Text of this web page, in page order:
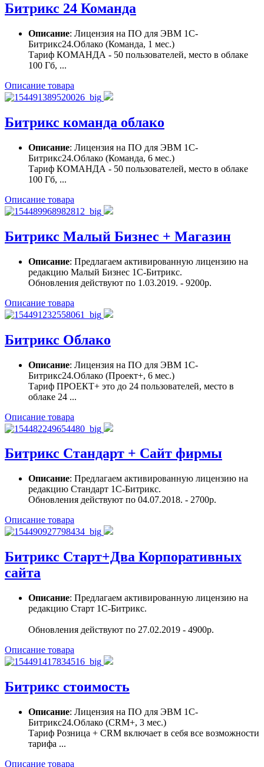
Битрикс 24 Команда
Описание: Лицензия на ПО для ЭВМ 1С-
Битрикс24.Облако (Команда, 1 мес.)
Тариф КОМАНДА - 50 пользователей, место в облаке
100 Гб, ...
Описание товара
Битрикс команда облако
Описание: Лицензия на ПО для ЭВМ 1С-
Битрикс24.Облако (Команда, 6 мес.)
Тариф КОМАНДА - 50 пользователей, место в облаке
100 Гб, ...
Описание товара
Битрикс Малый Бизнес + Магазин
Описание: Предлагаем активированную лицензию на
редакцию Малый Бизнес 1С-Битрикс.
Обновления действуют по 1.03.2019. - 9200р.
Описание товара
Битрикс Облако
Описание: Лицензия на ПО для ЭВМ 1С-
Битрикс24.Облако (Проект+, 6 мес.)
Тариф ПРОЕКТ+ это до 24 пользователей, место в
облаке 24 ...
Описание товара
Битрикс Стандарт + Сайт фирмы
Описание: Предлагаем активированную лицензию на
редакцию Стандарт 1С-Битрикс.
Обновления действуют по 04.07.2018. - 2700р.
Описание товара
Битрикс Старт+Два Корпоративных
сайта
Описание: Предлагаем активированную лицензию на
редакцию Старт 1С-Битрикс.
Обновления действуют по 27.02.2019 - 4900р.
Описание товара
Битрикс стоимость
Описание: Лицензия на ПО для ЭВМ 1С-
Битрикс24.Облако (CRM+, 3 мес.)
Тариф Розница + CRM включает в себя все возможности
тарифа ...
Описание товара